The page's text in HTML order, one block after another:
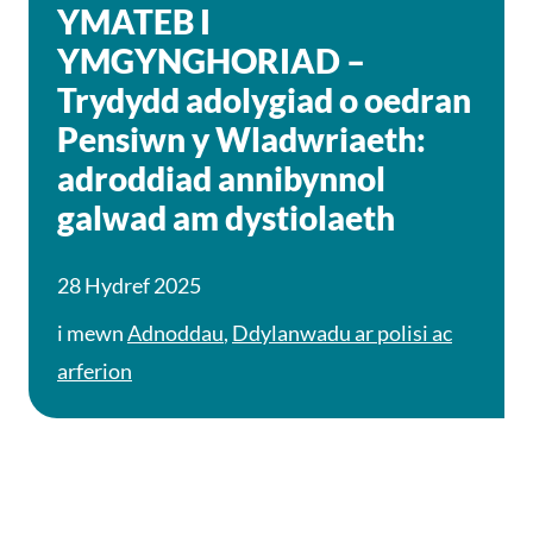
YMATEB I
YMGYNGHORIAD –
Trydydd adolygiad o oedran
Pensiwn y Wladwriaeth:
adroddiad annibynnol
galwad am dystiolaeth
28 Hydref 2025
i mewnAdnoddau, Ddylanwadu ar polisi ac
arferion